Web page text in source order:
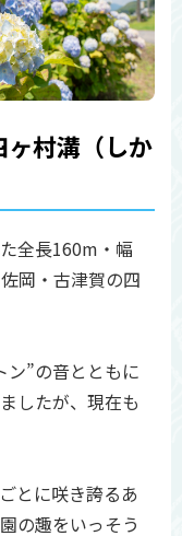
村溝（しか
全長160m・幅
岡・古津賀の四
ン”の音とともに
したが、現在も
とに咲き誇るあ
の趣をいっそう